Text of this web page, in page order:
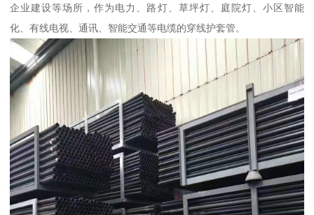
企业建设等场所，作为电力、路灯、草坪灯、庭院灯、小区智能
化、有线电视、通讯、智能交通等电缆的穿线护套管。